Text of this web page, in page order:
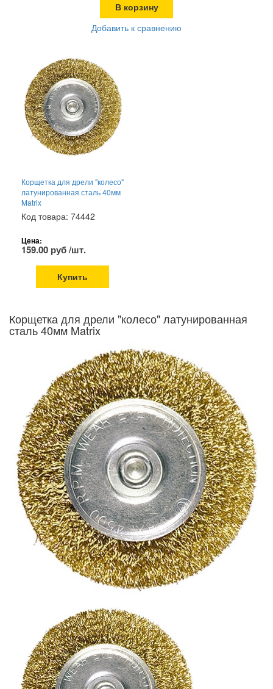
В корзину
Добавить к сравнению
Корщетка для дрели "колесо"
латунированная сталь 40мм
Matrix
Код товара: 74442
Цена:
159.00 руб /шт.
Купить
Корщетка для дрели "колесо" латунированная
сталь 40мм Matrix